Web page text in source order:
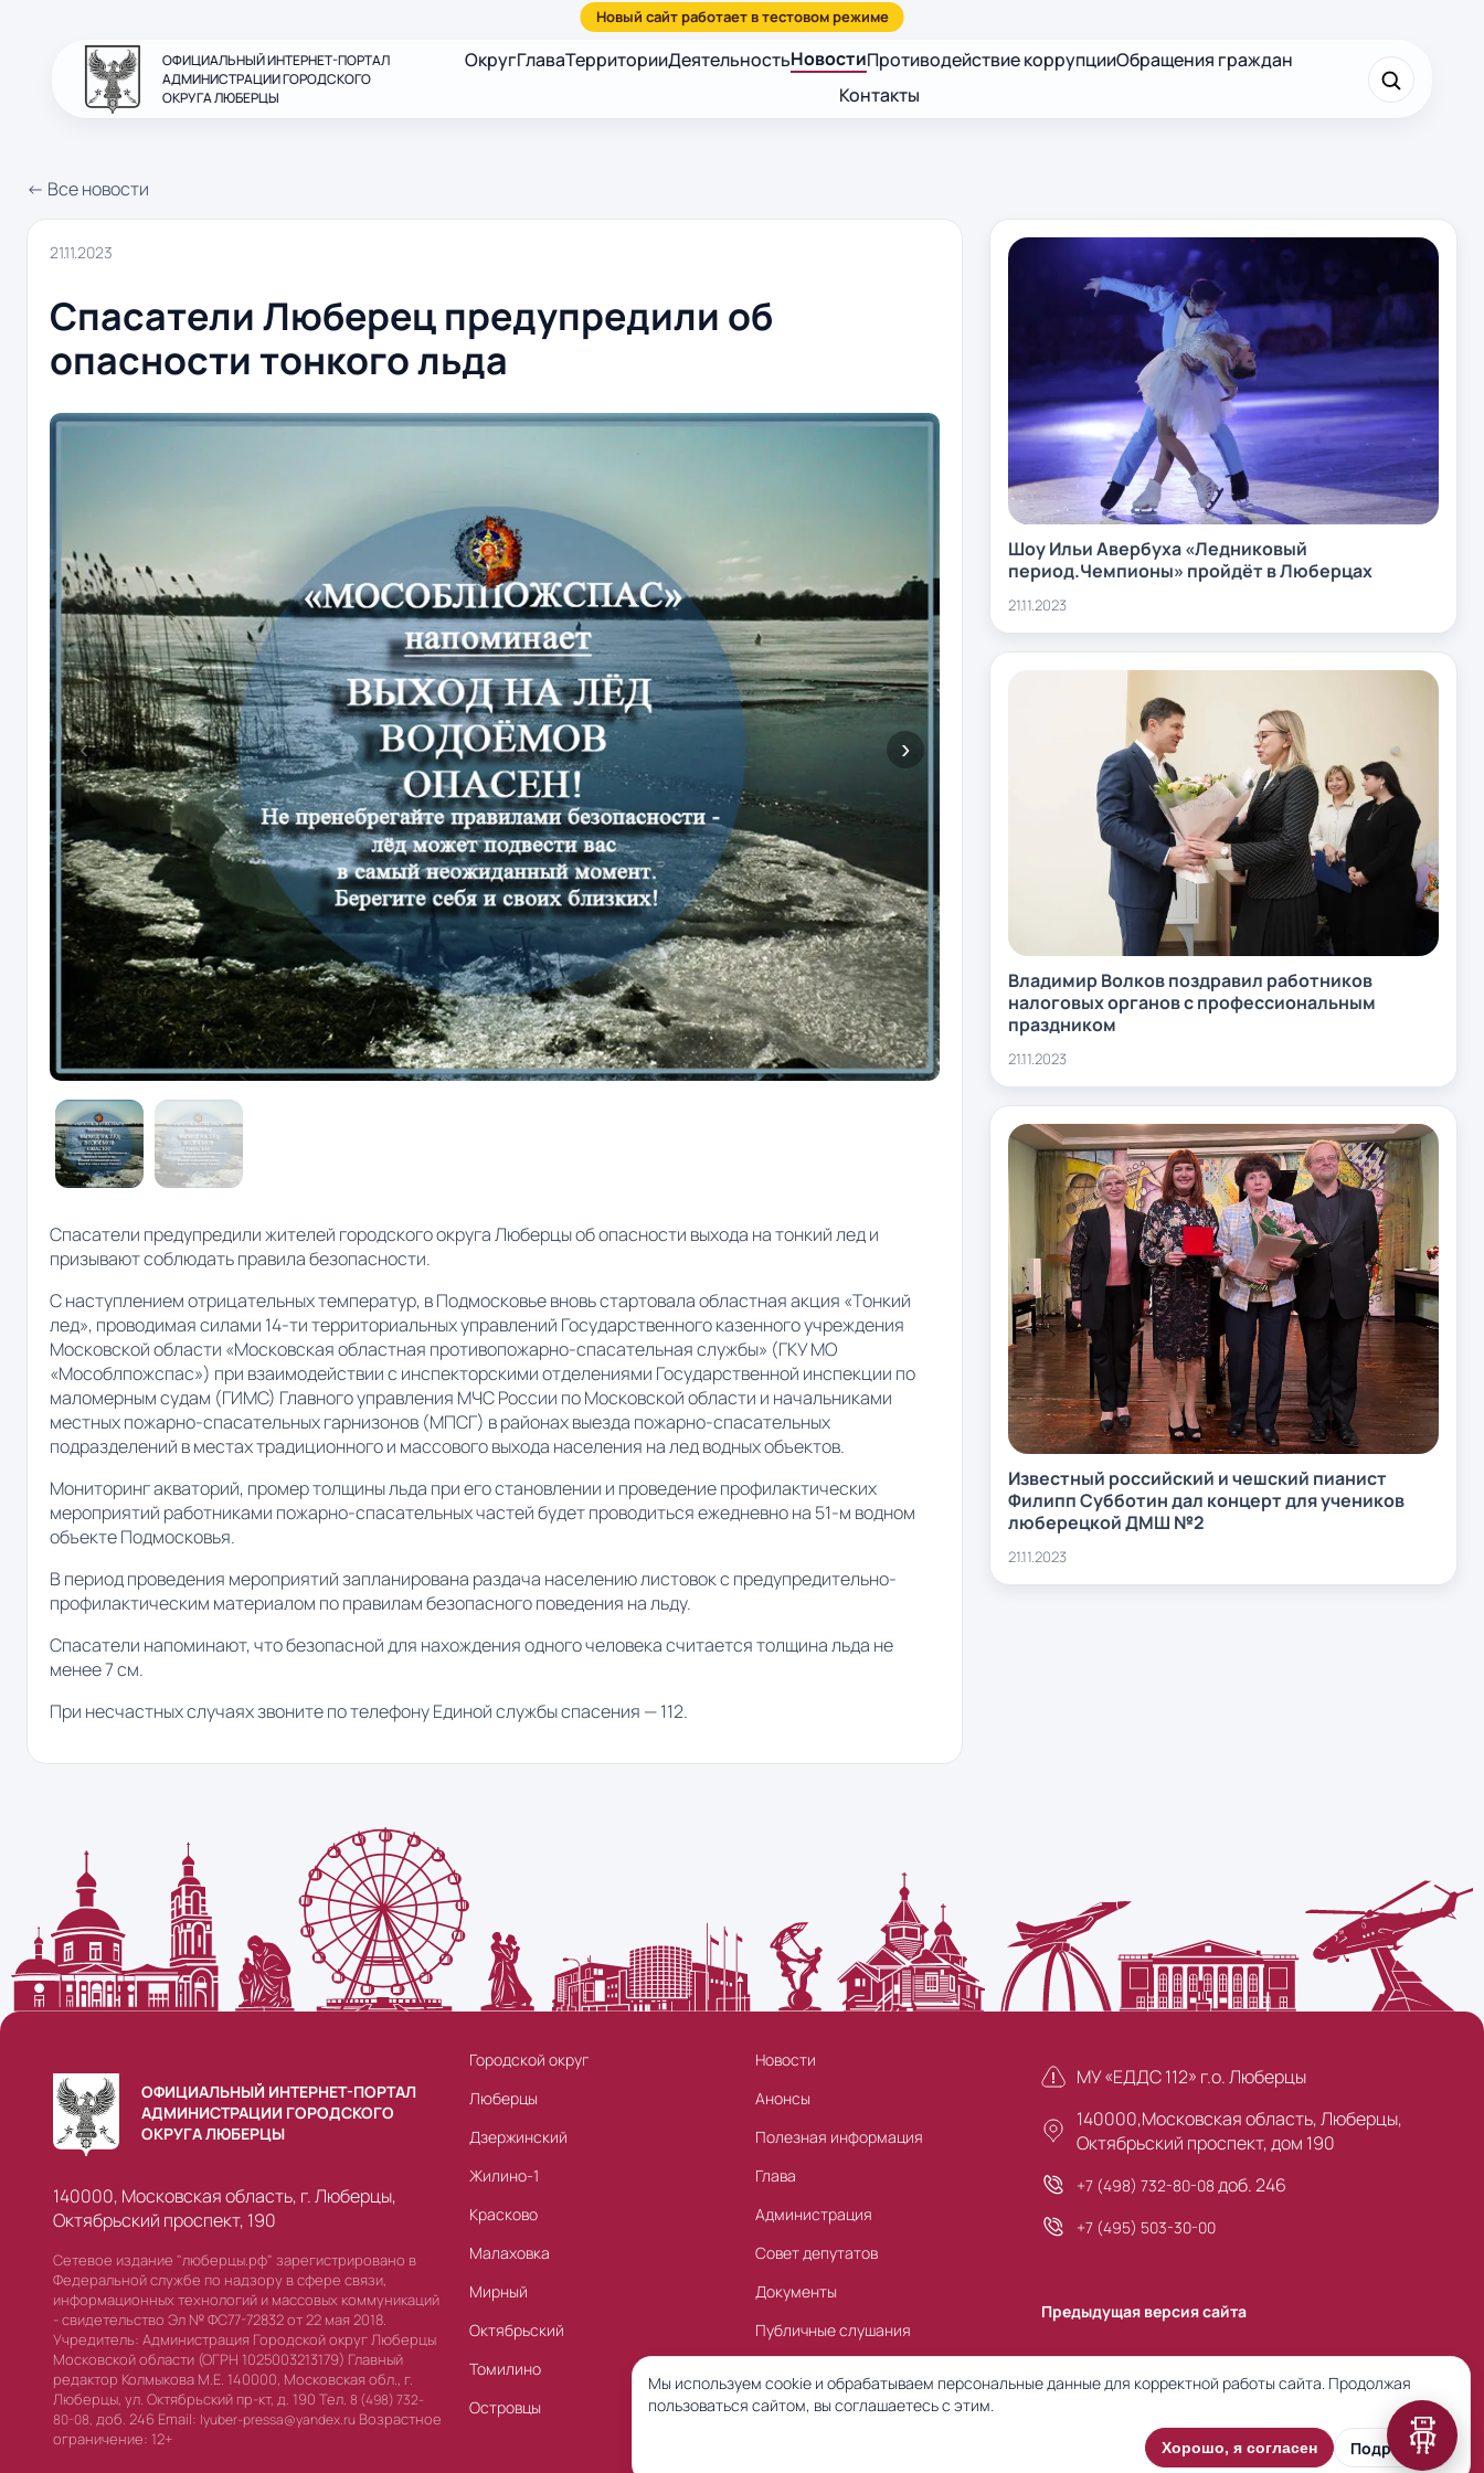
ОФИЦИАЛЬНЫЙ ИНТЕРНЕТ-ПОРТАЛ
АДМИНИСТРАЦИИ ГОРОДСКОГО
ОКРУГА ЛЮБЕРЦЫ
ОкругГлаваТерриторииДеятельностьНовостиПротиводействие коррупцииОбращения граждан
Контакты
← Все новости
21.11.2023
Спасатели Люберец предупредили об
опасности тонкого льда
Спасатели предупредили жителей городского округа Люберцы об опасности выхода на тонкий лед и
призывают соблюдать правила безопасности.
С наступлением отрицательных температур, в Подмосковье вновь стартовала областная акция «Тонкий
лед», проводимая силами 14-ти территориальных управлений Государственного казенного учреждения
Московской области «Московская областная противопожарно-спасательная службы» (ГКУ МО
«Мособлпожспас») при взаимодействии с инспекторскими отделениями Государственной инспекции по
маломерным судам (ГИМС) Главного управления МЧС России по Московской области и начальниками
местных пожарно-спасательных гарнизонов (МПСГ) в районах выезда пожарно-спасательных
подразделений в местах традиционного и массового выхода населения на лед водных объектов.
Мониторинг акваторий, промер толщины льда при его становлении и проведение профилактических
мероприятий работниками пожарно-спасательных частей будет проводиться ежедневно на 51-м водном
объекте Подмосковья.
В период проведения мероприятий запланирована раздача населению листовок с предупредительно-
профилактическим материалом по правилам безопасного поведения на льду.
Спасатели напоминают, что безопасной для нахождения одного человека считается толщина льда не
менее 7 см.
При несчастных случаях звоните по телефону Единой службы спасения — 112.
Шоу Ильи Авербуха «Ледниковый
период.Чемпионы» пройдёт в Люберцах
21.11.2023
Владимир Волков поздравил работников
налоговых органов с профессиональным
праздником
21.11.2023
Известный российский и чешский пианист
Филипп Субботин дал концерт для учеников
люберецкой ДМШ №2
21.11.2023
ОФИЦИАЛЬНЫЙ ИНТЕРНЕТ-ПОРТАЛ
АДМИНИСТРАЦИИ ГОРОДСКОГО
ОКРУГА ЛЮБЕРЦЫ
140000, Московская область, г. Люберцы,
Октябрьский проспект, 190
Сетевое издание "люберцы.рф" зарегистрировано в
Федеральной службе по надзору в сфере связи,
информационных технологий и массовых коммуникаций
- свидетельство Эл № ФС77-72832 от 22 мая 2018.
Учредитель: Администрация Городской округ Люберцы
Московской области (ОГРН 1025003213179) Главный
редактор Колмыкова М.Е. 140000, Московская обл., г.
Люберцы, ул. Октябрьский пр-кт, д. 190 Тел. 8 (498) 732-
80-08, доб. 246 Email: lyuber-pressa@yandex.ru Возрастное
ограничение: 12+
Городской округ
Люберцы
Дзержинский
Жилино-1
Красково
Малаховка
Мирный
Октябрьский
Томилино
Островцы
Новости
Анонсы
Полезная информация
Глава
Администрация
Совет депутатов
Документы
Публичные слушания
МУ «ЕДДС 112» г.о. Люберцы
140000,Московская область, Люберцы,
Октябрьский проспект, дом 190
+7 (498) 732-80-08 доб. 246
+7 (495) 503-30-00
Предыдущая версия сайта
Мы используем cookie и обрабатываем персональные данные для корректной работы сайта. Продолжая
пользоваться сайтом, вы соглашаетесь с этим.
Хорошо, я согласен Подробнее